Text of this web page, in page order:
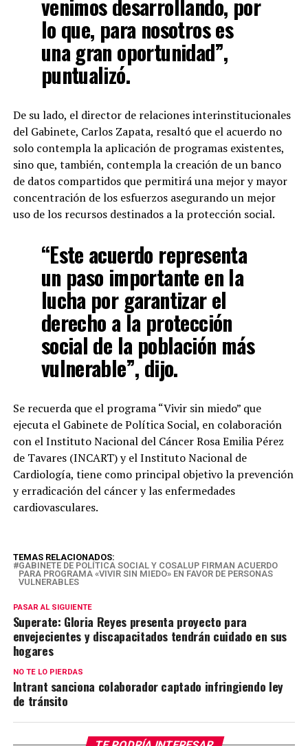
venimos desarrollando, por
lo que, para nosotros es
una gran oportunidad”,
puntualizó.
De su lado, el director de relaciones interinstitucionales
del Gabinete, Carlos Zapata, resaltó que el acuerdo no
solo contempla la aplicación de programas existentes,
sino que, también, contempla la creación de un banco
de datos compartidos que permitirá una mejor y mayor
concentración de los esfuerzos asegurando un mejor
uso de los recursos destinados a la protección social.
“Este acuerdo representa
un paso importante en la
lucha por garantizar el
derecho a la protección
social de la población más
vulnerable”, dijo.
Se recuerda que el programa “Vivir sin miedo” que
ejecuta el Gabinete de Política Social, en colaboración
con el Instituto Nacional del Cáncer Rosa Emilia Pérez
de Tavares (INCART) y el Instituto Nacional de
Cardiología, tiene como principal objetivo la prevención
y erradicación del cáncer y las enfermedades
cardiovasculares.
TEMAS RELACIONADOS:
GABINETE DE POLÍTICA SOCIAL Y COSALUP FIRMAN ACUERDO
PARA PROGRAMA «VIVIR SIN MIEDO» EN FAVOR DE PERSONAS
VULNERABLES
PASAR AL SIGUIENTE
Superate: Gloria Reyes presenta proyecto para
envejecientes y discapacitados tendrán cuidado en sus
hogares
NO TE LO PIERDAS
Intrant sanciona colaborador captado infringiendo ley
de tránsito